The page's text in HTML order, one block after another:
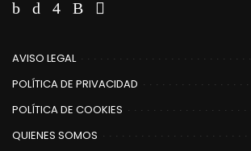
AVISO LEGAL
POLÍTICA DE PRIVACIDAD
POLÍTICA DE COOKIES
QUIENES SOMOS